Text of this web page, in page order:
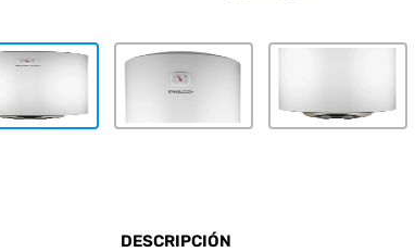
DESCRIPCIÓN